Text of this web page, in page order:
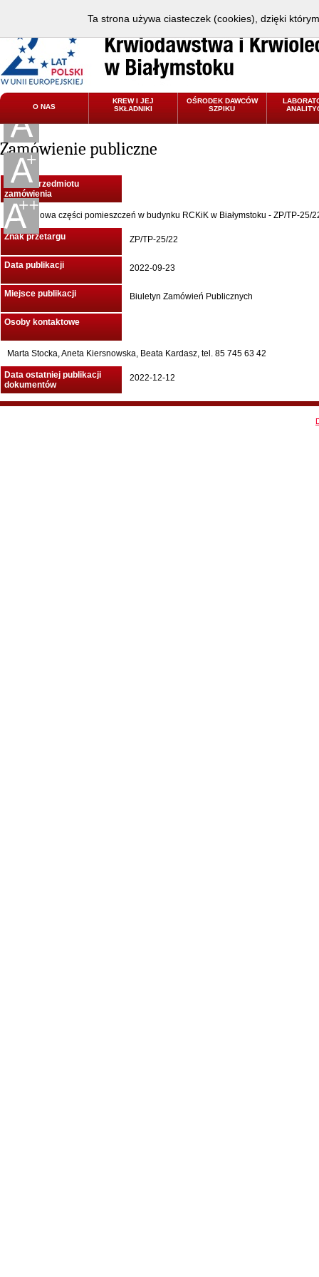
O NAS
KREW I JEJ
SKŁADNIKI
OŚRODEK DAWCÓW
SZPIKU
Zamówienie publiczne
Nazwa przedmiotu
zamówienia
Przebudowa części pomieszczeń w budynku RCKiK w Białymstoku - ZP/TP-25/
Znak przetargu ZP/TP-25/22
Data publikacji 2022-09-23
Miejsce publikacji Biuletyn Zamówień Publicznych
Osoby kontaktowe
Marta Stocka, Aneta Kiersnowska, Beata Kardasz, tel. 85 745 63 42
Data ostatniej publikacji
dokumentów
2022-12-12
Ta strona używa ciasteczek (cookies), dzięki